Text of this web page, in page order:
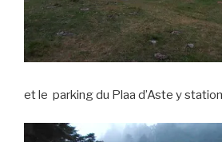
et le parking du Plaa d’Aste y